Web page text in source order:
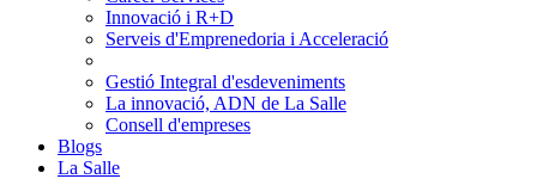
Innovació i R+D
Serveis d'Emprenedoria i Acceleració
Gestió Integral d'esdeveniments
La innovació, ADN de La Salle
Consell d'empreses
Blogs
La Salle